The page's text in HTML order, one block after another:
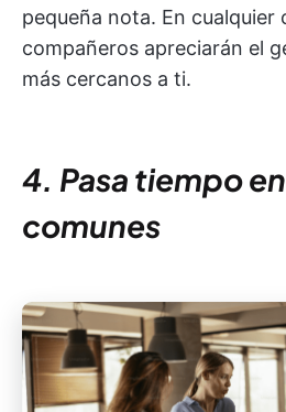
pequeña nota. En cualquier
compañeros apreciarán el
más cercanos a ti.
4. Pasa tiempo
comunes